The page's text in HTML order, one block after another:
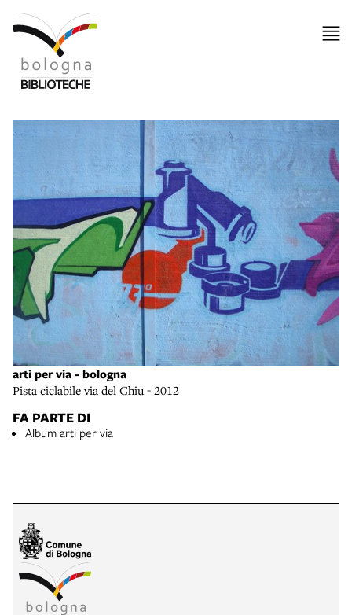
arti per via - bologna
Pista ciclabile via del Chiu - 2012
FA PARTE DI
Album arti per via